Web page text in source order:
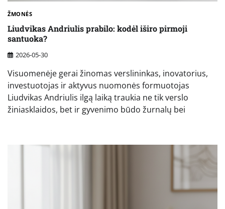
ŽMONĖS
Liudvikas Andriulis prabilo: kodėl iširo pirmoji
santuoka?
2026-05-30
Visuomenėje gerai žinomas verslininkas, inovatorius,
investuotojas ir aktyvus nuomonės formuotojas
Liudvikas Andriulis ilgą laiką traukia ne tik verslo
žiniasklaidos, bet ir gyvenimo būdo žurnalų bei